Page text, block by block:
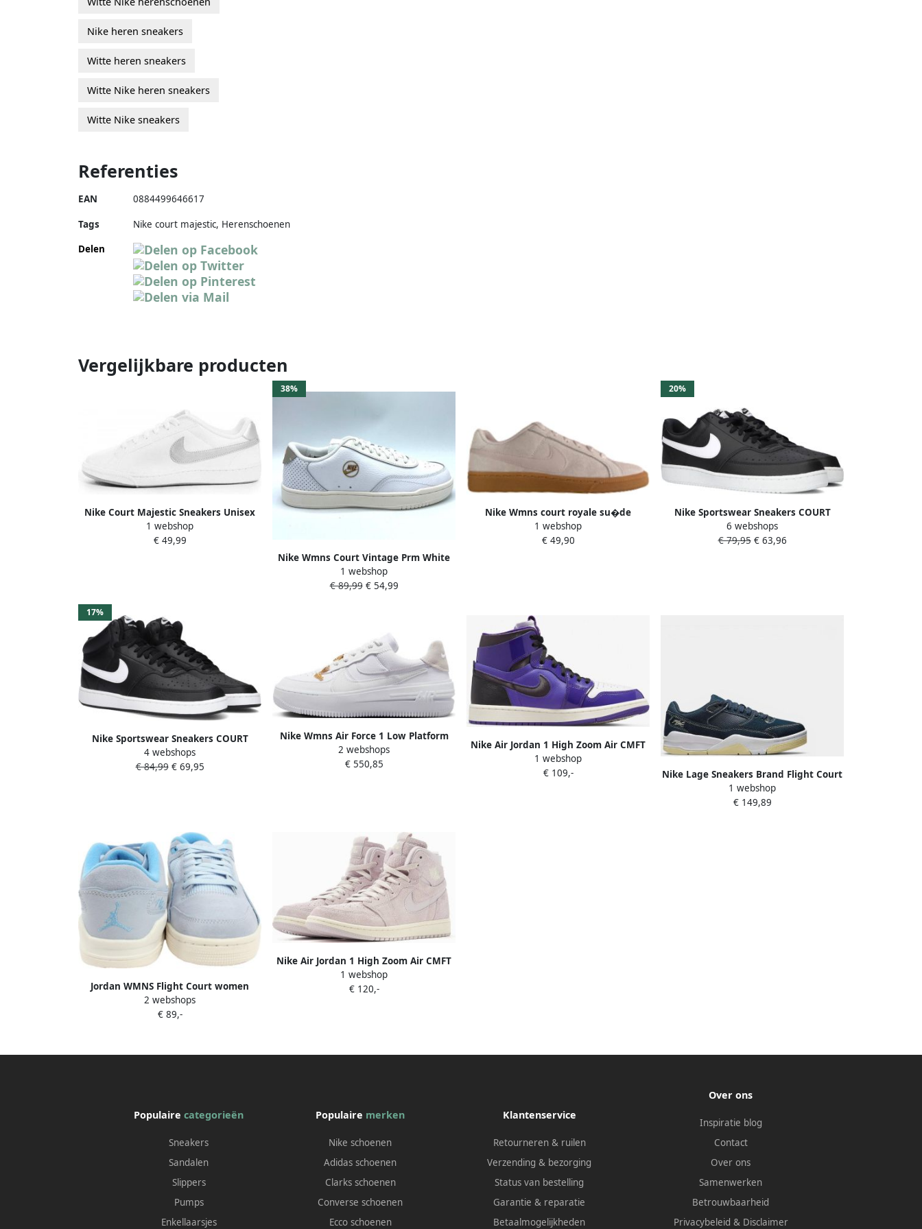
Nike heren sneakers
Witte heren sneakers
Witte Nike heren sneakers
Witte Nike sneakers
Referenties
EAN 0884499646617
Tags
Nike court majestic, Herenschoenen
Delen
Vergelijkbare producten
Nike Court Majestic Sneakers Unisex
1 webshop
€ 49,99
38%
Nike Wmns Court Vintage Prm White
Sail Stone Atomic Pink Schoenmaat 36
1 2 Sneakers DA0984 100
1 webshop
€ 89,99€ 54,99
Nike Wmns court royale su�de
Sneakers Unisex
1 webshop
€ 49,90
20%
Nike Sportswear Sneakers COURT
VISION LOW NEXT NATURE
geïnspireerd door het ontwerp van de
6 webshops
€ 79,95€ 63,96
17%
Nike Sportswear Sneakers COURT
VISION MID NEXT NATURE
geïnspireerd op het design van de
4 webshops
€ 84,99€ 69,95
Nike Wmns Air Force 1 Low Platform
Basketball Schoenen white summit
white metallic gold maat: 36.5
2 webshops
€ 550,85
Nike Air Jordan 1 High Zoom Air CMFT
Purple Patent (W) CT0979-505 PAARS
Schoenen
1 webshop
€ 109,-
Nike Lage Sneakers Brand Flight Court
Wmns "Obsidian White Alabaster"
1 webshop
€ 149,89
Jordan WMNS Flight Court women
Basketball blauw Schoenen
2 webshops
€ 89,-
Nike Air Jordan 1 High Zoom Air CMFT
Light Mauve (W) CT0979-500 Kleur als
op foto Schoenen
1 webshop
€ 120,-
Populairecategorieën
Sneakers
Sandalen
Slippers
Pumps
Enkellaarsjes
Populaire merken
Nike schoenen
Adidas schoenen
Clarks schoenen
Converse schoenen
Ecco schoenen
Klantenservice
Retourneren & ruilen
Verzending & bezorging
Status van bestelling
Garantie & reparatie
Betaalmogelijkheden
Over ons
Inspiratie blog
Contact
Over ons
Samenwerken
Betrouwbaarheid
Privacybeleid & Disclaimer